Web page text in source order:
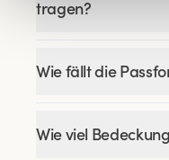
tragen?
Wie fällt die
Wie viel